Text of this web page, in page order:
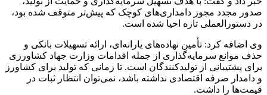
صدور مجدد مجوز دامداری‌های کوچک که پیش‌تر متوقف شده بود،
در دستورالعملی تازه احیا شده است.
وی اضافه کرد: تأمین نهاده‌های یارانه‌ای، ارائه تسهیلات بانکی و
حذف موانع سرمایه‌گذاری از جمله اقدامات وزارت جهاد کشاورزی
برای پشتیبانی از تولیدکنندگان است. تا زمانی که تولید برای کشاورز
و دامدار صرفه اقتصادی نداشته باشد، نمی‌توان انتظار ثبات در
قیمت‌ها را داشت.